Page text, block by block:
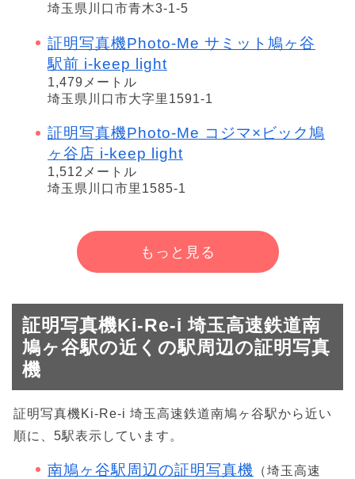
埼玉県川口市青木3-1-5
証明写真機Photo-Me サミット鳩ヶ谷
駅前 i-keep light
1,479メートル
埼玉県川口市大字里1591-1
証明写真機Photo-Me コジマ×ビック鳩
ヶ谷店 i-keep light
1,512メートル
埼玉県川口市里1585-1
もっと見る
証明写真機Ki-Re-i 埼玉高速鉄道南
鳩ヶ谷駅の近くの駅周辺の証明写真
機
証明写真機Ki-Re-i 埼玉高速鉄道南鳩ヶ谷駅から近い
順に、5駅表示しています。
南鳩ヶ谷駅周辺の証明写真機
（埼玉高速